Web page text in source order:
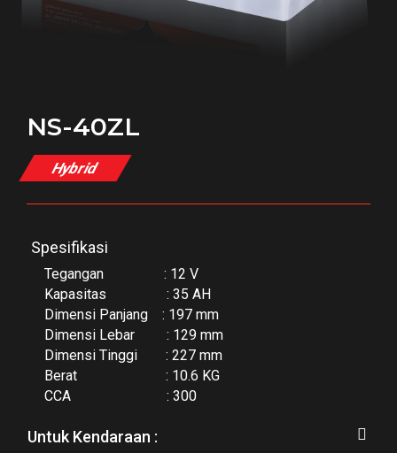
NS-40ZL
Hybrid
Spesifikasi
Tegangan : 12 V
Kapasitas : 35 AH
Dimensi Panjang : 197 mm
Dimensi Lebar : 129 mm
Dimensi Tinggi : 227 mm
Berat : 10.6 KG
CCA : 300
Untuk Kendaraan :